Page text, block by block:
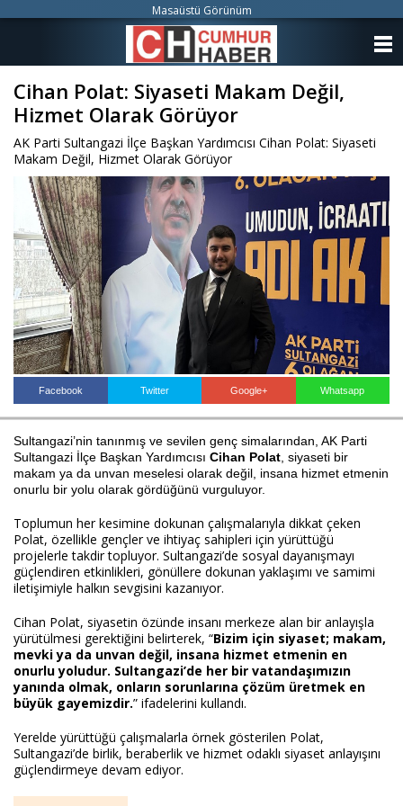
Cihan Polat: Siyaseti Makam Değil,
Hizmet Olarak Görüyor
AK Parti Sultangazi İlçe Başkan Yardımcısı Cihan Polat: Siyaseti
Makam Değil, Hizmet Olarak Görüyor
Facebook Twitter Google+ Whatsapp
Sultangazi’nin tanınmış ve sevilen genç simalarından, AK Parti
Sultangazi İlçe Başkan Yardımcısı Cihan Polat , siyaseti bir
makam ya da unvan meselesi olarak değil, insana hizmet etmenin
onurlu bir yolu olarak gördüğünü vurguluyor.
Toplumun her kesimine dokunan çalışmalarıyla dikkat çeken
Polat, özellikle gençler ve ihtiyaç sahipleri için yürüttüğü
projelerle takdir topluyor. Sultangazi’de sosyal dayanışmayı
güçlendiren etkinlikleri, gönüllere dokunan yaklaşımı ve samimi
iletişimiyle halkın sevgisini kazanıyor.
Cihan Polat, siyasetin özünde insanı merkeze alan bir anlayışla
yürütülmesi gerektiğini belirterek, “Bizim için siyaset; makam,
mevki ya da unvan değil, insana hizmet etmenin en
onurlu yoludur. Sultangazi’de her bir vatandaşımızın
yanında olmak, onların sorunlarına çözüm üretmek en
büyük gayemizdir.” ifadelerini kullandı.
Yerelde yürüttüğü çalışmalarla örnek gösterilen Polat,
Sultangazi’de birlik, beraberlik ve hizmet odaklı siyaset anlayışını
güçlendirmeye devam ediyor.
Masaüstü Görünüm
KATEGORİLER
FOTO GALERİ
VİDEO GALERİ
KÜNYE
İLETİŞİM
Haberin Doğru Adresi.